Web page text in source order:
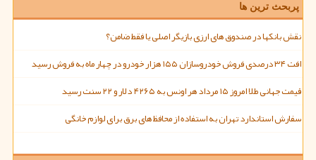
پربحث ترین ها
نقش بانکها در صندوق های ارزی بازیگر اصلی یا فقط ضامن؟
افت ۳۴ درصدی فروش خودروسازان ۱۵۵ هزار خودرو در چهار ماه به فروش رسید
قیمت جهانی طلا امروز ۱۵ مرداد هر اونس به ۴۲۶۵ دلار و ۲۲ سنت رسید
سفارش استاندارد تهران به استفاده از محافظ های برق برای لوازم خانگی